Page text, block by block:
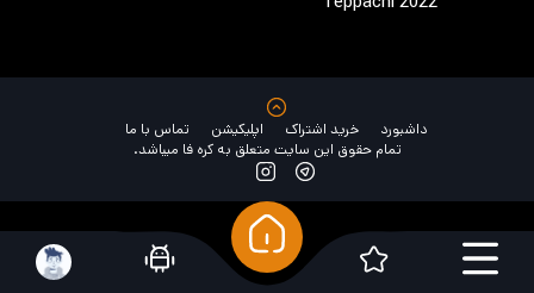
داشبورد خرید اشتراک اپلیکیشن
تماس با ما
تمام حقوق این سایت متعلق به کره فا میباشد.